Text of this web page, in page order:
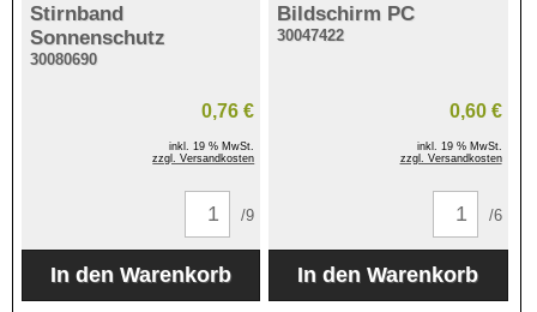
Stirnband
Sonnenschutz
30080690
0,76 €
inkl. 19 % MwSt.
zzgl. Versandkosten
/9
Bildschirm PC
30047422
0,60 €
inkl. 19 % MwSt.
zzgl. Versandkosten
/6